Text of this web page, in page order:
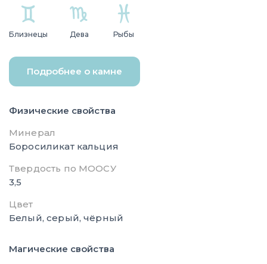
Близнецы Дева Рыбы
Подробнее о камне
Физические свойства
Минерал
Боросиликат кальция
Твердость по МООСУ
3,5
Цвет
Белый, серый, чёрный
Магические свойства